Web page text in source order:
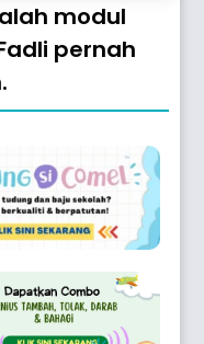
modul
pernah